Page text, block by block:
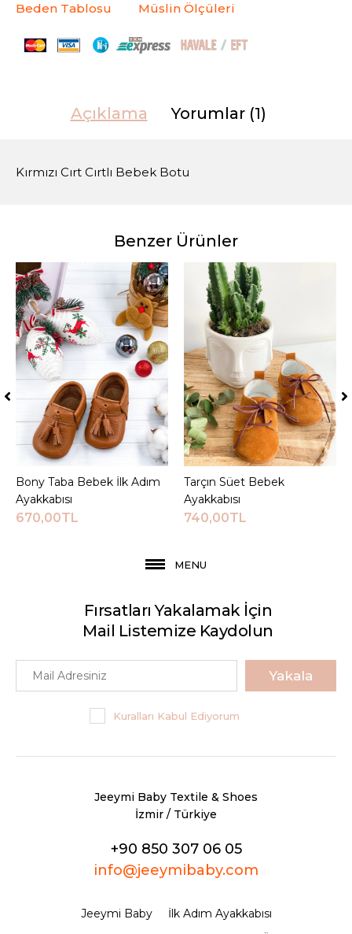
Beden Tablosu Müslin Ölçüleri
Açıklama Yorumlar (1)
Kırmızı Cırt Cırtlı Bebek Botu
Benzer Ürünler
Sepete Ekle
Bony Taba Bebek İlk Adım
Ayakkabısı
670,00TL
Sepete Ekle
Tarçın Süet Bebek
Ayakkabısı
740,00TL
MENU
Fırsatları Yakalamak İçin
Mail Listemize Kaydolun
Yakala
Kuralları Kabul Ediyorum
Jeeymi Baby Textile & Shoes
İzmir / Türkiye
+90 850 307 06 05
info@jeeymibaby.com
Jeeymi Baby
İlk Adım Ayakkabısı